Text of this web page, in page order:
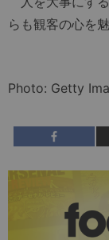
らも観客の心を
Photo: Getty